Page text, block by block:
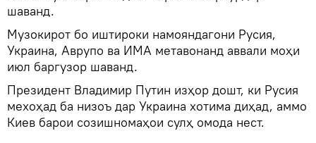
шаванд.
Музокирот бо иштироки намояндагони Русия,
Украина, Аврупо ва ИМА метавонанд аввали моҳи
июл баргузор шаванд.
Президент Владимир Путин изҳор дошт, ки Русия
мехоҳад ба низоъ дар Украина хотима диҳад, аммо
Киев барои созишномаҳои сулҳ омода нест.